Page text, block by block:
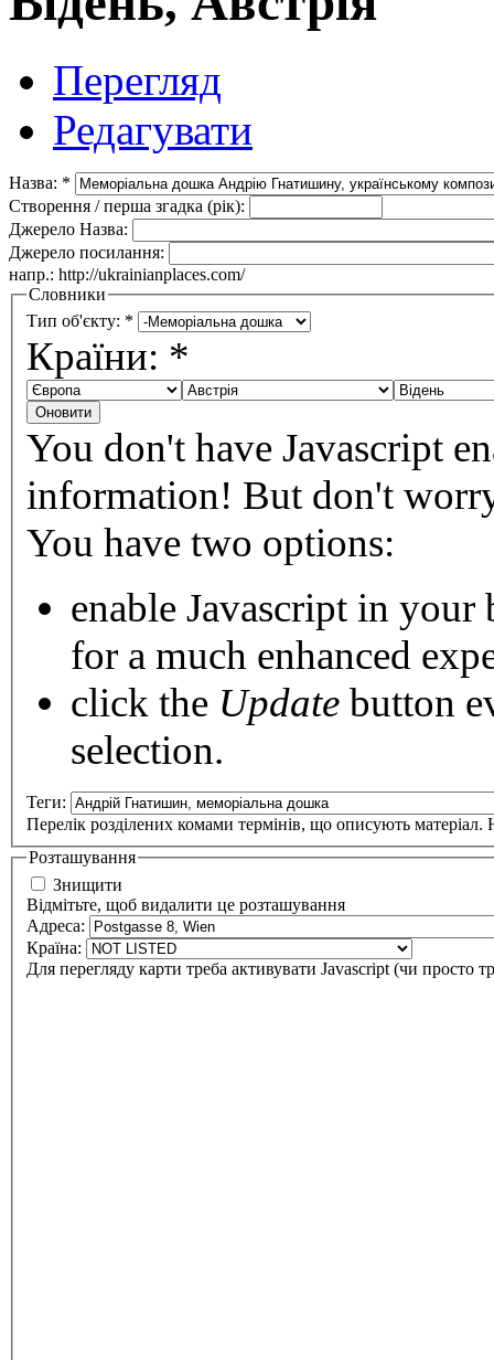
Перегляд
Редагувати
Назва: *
Створення / перша згадка (рік):
Джерело Назва:
Джерело посилання:
напр.: http://ukrainianplaces.com/
Словники
Тип об'єкту: *
Країни: *
You don't have Javascript
information! But don't
You have two options:
enable Javascript in your
for a much enhanced
click the Update button
selection.
Теги:
Перелік розділених комами термінів, що описують
Розташування
Знищити
Відмітьте, щоб видалити це розташування
Адреса:
Країна:
Для перегляду карти треба активувати Javascript (чи просто